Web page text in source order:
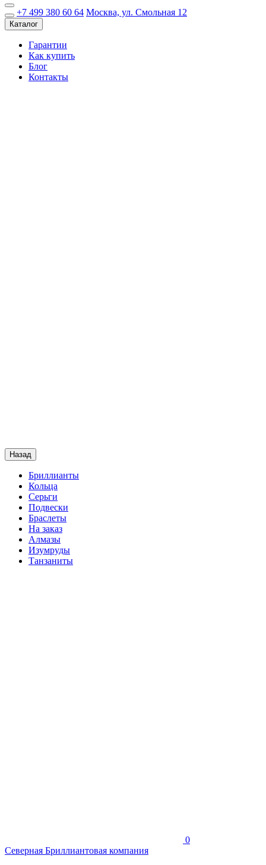
+7 499 380 60 64 Москва, ул. Смольная 12
Каталог
Гарантии
Как купить
Блог
Контакты
Назад
Бриллианты
Кольца
Серьги
Подвески
Браслеты
На заказ
Алмазы
Изумруды
Танзаниты
0
Северная Бриллиантовая компания